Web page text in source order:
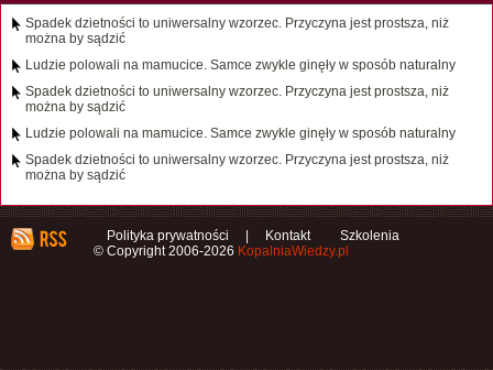
Spadek dzietności to uniwersalny wzorzec. Przyczyna jest prostsza, niż
można by sądzić
Ludzie polowali na mamucice. Samce zwykle ginęły w sposób naturalny
Spadek dzietności to uniwersalny wzorzec. Przyczyna jest prostsza, niż
można by sądzić
Ludzie polowali na mamucice. Samce zwykle ginęły w sposób naturalny
Spadek dzietności to uniwersalny wzorzec. Przyczyna jest prostsza, niż
można by sądzić
Polityka prywatności Kontakt
Szkolenia
© Copyright 2006-2026 KopalniaWiedzy.pl